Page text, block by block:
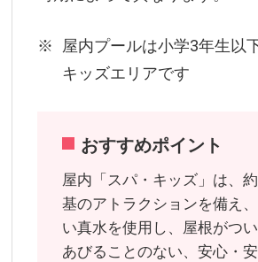
屋内プールは小学3年生以
キッズエリアです
おすすめポイント
屋内「スパ・キッズ」は、
基のアトラクションを備え
い真水を使用し、屋根がつ
あびることのない、安心・